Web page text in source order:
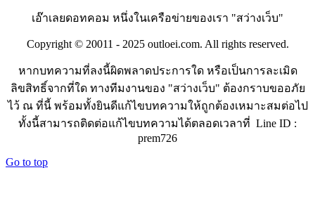
เอ๊าเลยดอทคอม หนึ่งในเครือข่ายของเรา "สว่างเว็บ"
Copyright © 20011 - 2025 outloei.com. All rights reserved.
หากบทความที่ลงนี้ผิดพลาดประการใด หรือเป็นการละเมิด
ลิขสิทธิ์จากที่ใด ทางทีมงานของ "สว่างเว็บ" ต้องกราบขออภัย
ไว้ ณ ที่นี้ พร้อมทั้งยินดีแก้ไขบทความให้ถูกต้องเหมาะสมต่อไป
ทั้งนี้สามารถติดต่อแก้ไขบทความได้ตลอดเวลาที่ Line ID :
prem726
Go to top